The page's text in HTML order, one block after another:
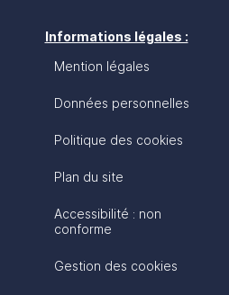
Informations légales :
Mention légales
Données personnelles
Politique des cookies
Plan du site
Accessibilité : non
conforme
Gestion des cookies